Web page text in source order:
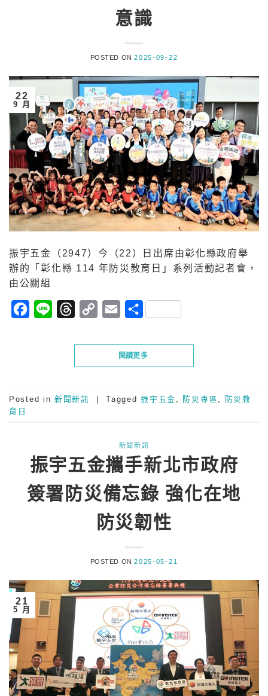
意識
POSTED ON2025-09-22
22
9 月
振宇五金（2947）今（22）日出席由彰化縣政府舉
辦的「彰化縣 114 年防災教育日」系列活動記者會，
由公關組
Facebook
Line Threads
Copy Email分
閱讀更多
Posted in 新聞新訊 | Tagged振宇五金 防災專區
防災教
育日
新聞新訊
振宇五金攜手新北市政府
簽署防災備忘錄 強化在地
防災韌性
POSTED ON2025-05-21
21
5 月